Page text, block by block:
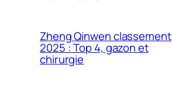
Zheng Qinwen classement
2025 : Top 4, gazon et
chirurgie